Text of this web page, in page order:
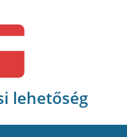
lehetőség